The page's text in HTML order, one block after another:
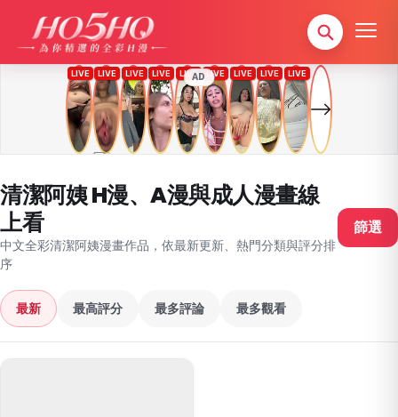
AD
清潔阿姨 H漫、A漫與成人漫畫線
上看
中文全彩清潔阿姨漫畫作品，依最新更新、熱門分類與評分排
序
篩選
最新 最高評分 最多評論 最多觀看